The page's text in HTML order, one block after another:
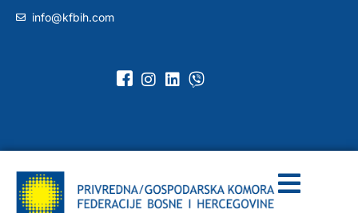
info@kfbih.com